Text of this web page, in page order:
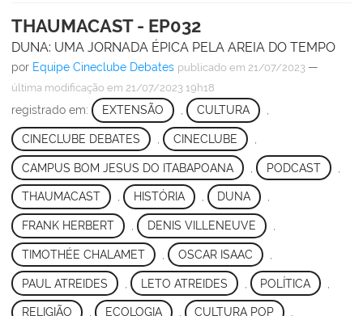
THAUMACAST - EP032
DUNA: UMA JORNADA ÉPICA PELA AREIA DO TEMPO
por Equipe Cineclube Debates publicado em 21/07/2023 —
última modificação em 21/07/2023 19h18
registrado em: EXTENSÃO , CULTURA ,
CINECLUBE DEBATES CINECLUBE
CAMPUS BOM JESUS DO ITABAPOANA PODCAST
THAUMACAST , HISTÓRIA , DUNA ,
FRANK HERBERT DENIS VILLENEUVE
TIMOTHÉE CHALAMET OSCAR ISAAC
PAUL ATREIDES LETO ATREIDES POLÍTICA
RELIGIÃO , ECOLOGIA , CULTURA POP ,